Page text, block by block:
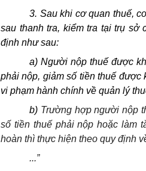
3. Sau khi cơ quan thuế,
sau thanh tra, kiểm tra tại trụ
định như sau:
a) Người nộp thuế được
phải nộp, giảm số tiền thuế được
vi phạm hành chính về quản lý
b) Trường hợp người nộp
số tiền thuế phải nộp hoặc làm
hoàn thì thực hiện theo quy định
...”